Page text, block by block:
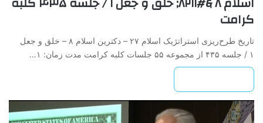
کرامت
تاریخ ‌طرح‌ریزی ‌استراتژیک ‌اسلام‌ ۲۷ – دکترین ‌اسلام‌ ۸ – خلق ‌و ‌جعل‌
۱ / جلسه ۴۳۵ از مجموعه ۵۵ جلسات کلبه کرامت مدت زمان: ۱…